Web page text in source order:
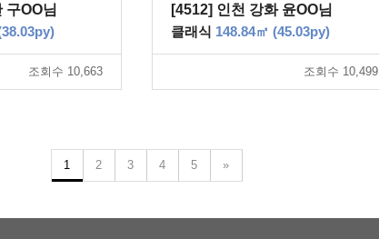
구OO님
조회수 10,663
[4512] 인천 강화 윤OO님
클래식 148.84㎡ (45.03py)
조회수 10,499
1 2 3 4 5 »